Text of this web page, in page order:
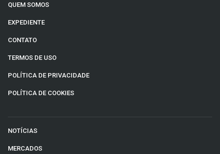
QUEM SOMOS
EXPEDIENTE
CONTATO
TERMOS DE USO
POLÍTICA DE PRIVACIDADE
POLÍTICA DE COOKIES
NOTÍCIAS
MERCADOS